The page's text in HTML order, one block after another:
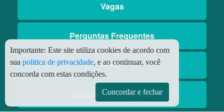
Vagas
Perguntas Frequentes
Blog
Aniversário Premiado
Importante: Este site utiliza cookies de acordo com
sua politica de privacidade, e ao continuar, você
concorda com estas condições.
Concordar e fechar